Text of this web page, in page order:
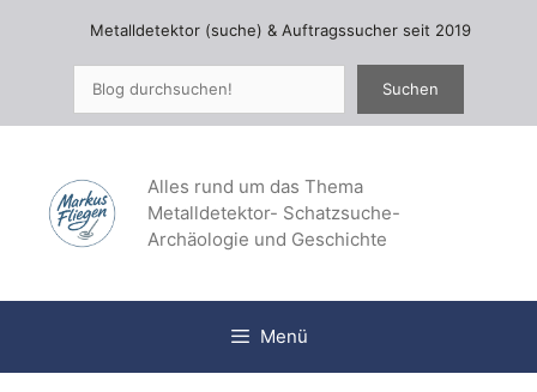
springen
Metalldetektor (suche) & Auftragssucher seit 2019
Suchen
Alles rund um das Thema
Metalldetektor- Schatzsuche-
Archäologie und Geschichte
Menü